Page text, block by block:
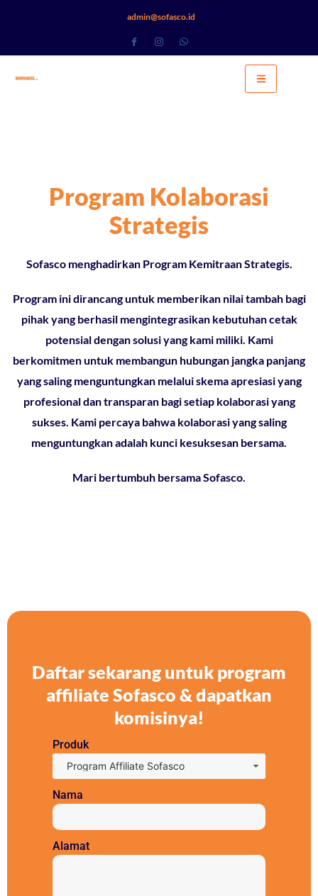
admin@sofasco.id
Program Kolaborasi
Strategis
Sofasco menghadirkan Program Kemitraan Strategis.
Program ini dirancang untuk memberikan nilai tambah bagi
pihak yang berhasil mengintegrasikan kebutuhan cetak
potensial dengan solusi yang kami miliki. Kami
berkomitmen untuk membangun hubungan jangka panjang
yang saling menguntungkan melalui skema apresiasi yang
profesional dan transparan bagi setiap kolaborasi yang
sukses. Kami percaya bahwa kolaborasi yang saling
menguntungkan adalah kunci kesuksesan bersama.
Mari bertumbuh bersama Sofasco.
Daftar sekarang untuk program
affiliate Sofasco & dapatkan
komisinya!
Produk
Nama
Alamat